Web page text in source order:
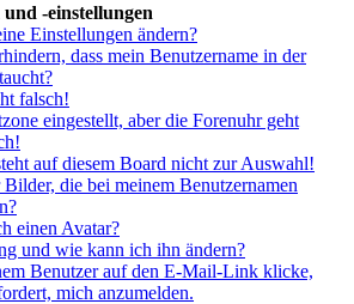
-einstellungen
Einstellungen ändern?
dass mein Benutzername in der
falsch!
eingestellt, aber die Forenuhr geht
auf diesem Board nicht zur Auswahl!
die bei meinem Benutzernamen
einen Avatar?
und wie kann ich ihn ändern?
Benutzer auf den E-Mail-Link klicke,
mich anzumelden.